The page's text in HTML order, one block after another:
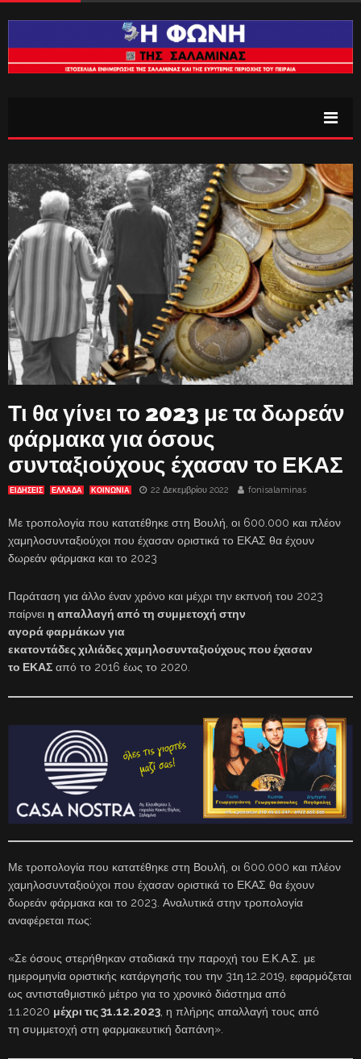
Τι θα γίνει το 2023 με τα δωρεάν
φάρμακα για όσους
συνταξιούχους έχασαν το ΕΚΑΣ
ΕΙΔΗΣΕΙΣ ΕΛΛΑΔΑ ΚΟΙΝΩΝΙΑ 22 Δεκεμβρίου 2022 fonisalaminas
Με τροπολογία που κατατέθηκε στη Βουλή, οι 600.000 και πλέον
χαμηλοσυνταξιούχοι που έχασαν οριστικά το ΕΚΑΣ θα έχουν
δωρεάν φάρμακα και το 2023
Παράταση για άλλο έναν χρόνο και μέχρι την εκπνοή του 2023
παίρνει η απαλλαγή από τη συμμετοχή στην
αγορά φαρμάκων για
εκατοντάδες χιλιάδες χαμηλοσυνταξιούχους που έχασαν
το ΕΚΑΣ από το 2016 έως το 2020.
Με τροπολογία που κατατέθηκε στη Βουλή, οι 600.000 και πλέον
χαμηλοσυνταξιούχοι που έχασαν οριστικά το ΕΚΑΣ θα έχουν
δωρεάν φάρμακα και το 2023. Αναλυτικά στην τροπολογία
αναφέρεται πως:
«Σε όσους στερήθηκαν σταδιακά την παροχή του Ε.Κ.Α.Σ. με
ημερομηνία οριστικής κατάργησής του την 31η.12.2019, εφαρμόζεται
ως αντισταθμιστικό μέτρο για το χρονικό διάστημα από
1.1.2020 μέχρι τις 31.12.2023 , η πλήρης απαλλαγή τους από
τη συμμετοχή στη φαρμακευτική δαπάνη».